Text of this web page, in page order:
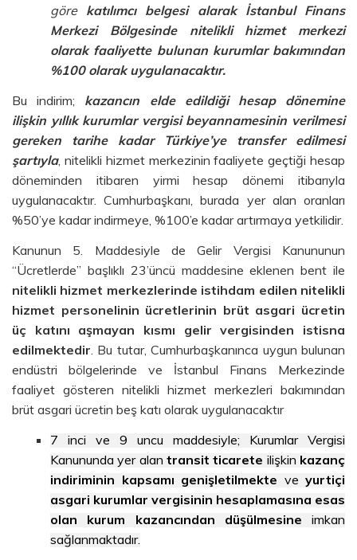
göre katılımcı belgesi alarak İstanbul Finans
Merkezi Bölgesinde nitelikli hizmet merkezi
olarak faaliyette bulunan kurumlar bakımından
%100 olarak uygulanacaktır.
Bu indirim; kazancın elde edildiği hesap dönemine
ilişkin yıllık kurumlar vergisi beyannamesinin verilmesi
gereken tarihe kadar Türkiye’ye transfer edilmesi
şartıyla, nitelikli hizmet merkezinin faaliyete geçtiği hesap
döneminden itibaren yirmi hesap dönemi itibarıyla
uygulanacaktır. Cumhurbaşkanı, burada yer alan oranları
%50’ye kadar indirmeye, %100’e kadar artırmaya yetkilidir.
Kanunun 5. Maddesiyle de Gelir Vergisi Kanununun
“Ücretlerde” başlıklı 23’üncü maddesine eklenen bent ile
nitelikli hizmet merkezlerinde istihdam edilen nitelikli
hizmet personelinin ücretlerinin brüt asgari ücretin
üç katını aşmayan kısmı gelir vergisinden istisna
edilmektedir . Bu tutar, Cumhurbaşkanınca uygun bulunan
endüstri bölgelerinde ve İstanbul Finans Merkezinde
faaliyet gösteren nitelikli hizmet merkezleri bakımından
brüt asgari ücretin beş katı olarak uygulanacaktır
7 inci ve 9 uncu maddesiyle; Kurumlar Vergisi
Kanununda yer alan transit ticarete ilişkin kazanç
indiriminin kapsamı genişletilmekte ve yurtiçi
asgari kurumlar vergisinin hesaplamasına esas
olan kurum kazancından düşülmesine imkan
sağlanmaktadır.